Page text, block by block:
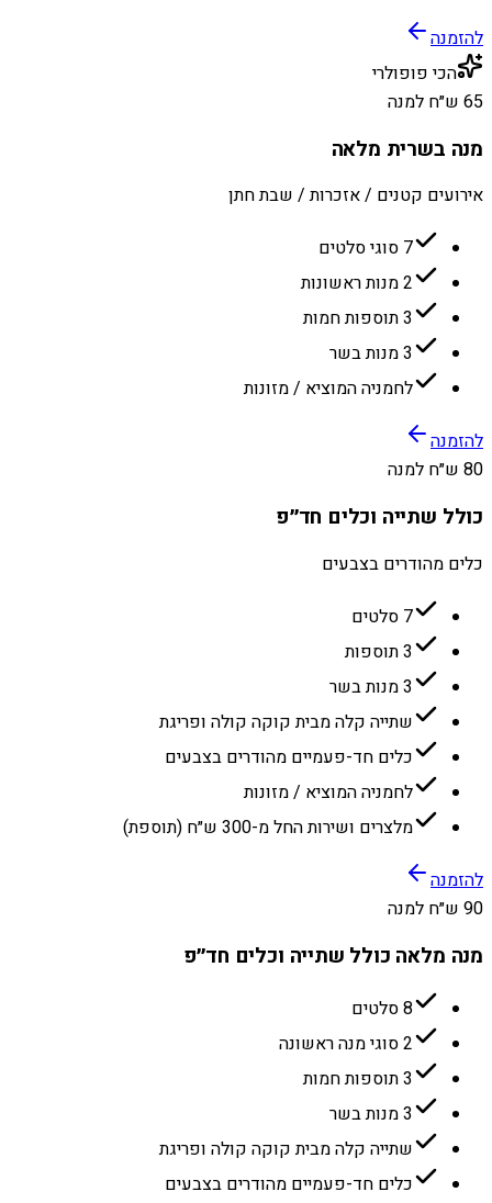
להזמנה
הכי פופולרי
65 ש״ח למנה
מנה בשרית מלאה
אירועים קטנים / אזכרות / שבת חתן
7 סוגי סלטים
2 מנות ראשונות
3 תוספות חמות
3 מנות בשר
לחמניה המוציא / מזונות
להזמנה
80 ש״ח למנה
כולל שתייה וכלים חד״פ
כלים מהודרים בצבעים
7 סלטים
3 תוספות
3 מנות בשר
שתייה קלה מבית קוקה קולה ופריגת
כלים חד-פעמיים מהודרים בצבעים
לחמניה המוציא / מזונות
מלצרים ושירות החל מ-300 ש״ח (תוספת)
להזמנה
90 ש״ח למנה
מנה מלאה כולל שתייה וכלים חד״פ
8 סלטים
2 סוגי מנה ראשונה
3 תוספות חמות
3 מנות בשר
שתייה קלה מבית קוקה קולה ופריגת
כלים חד-פעמיים מהודרים בצבעים